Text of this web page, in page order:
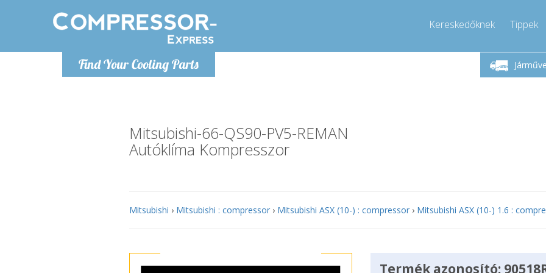
Find Your Cooling Parts
Kereskedőknek Tippek
Hétfő-Péntek 9-17
Hívjon!
Mitsubishi-66-QS90-PV5-REMAN
Autóklíma Kompresszor
Mitsubishi › Mitsubishi : compressor › Mitsubishi ASX (10-) : compressor › Mitsubishi ASX (10-) 1.6 :
Termék azonosító: